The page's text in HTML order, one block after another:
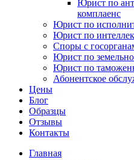
Юрист по
комплаенс
Юрист по
Юрист по
Споры с
Юрист по
Юрист по
Абонентское
Цены
Блог
Образцы
Отзывы
Контакты
Главная